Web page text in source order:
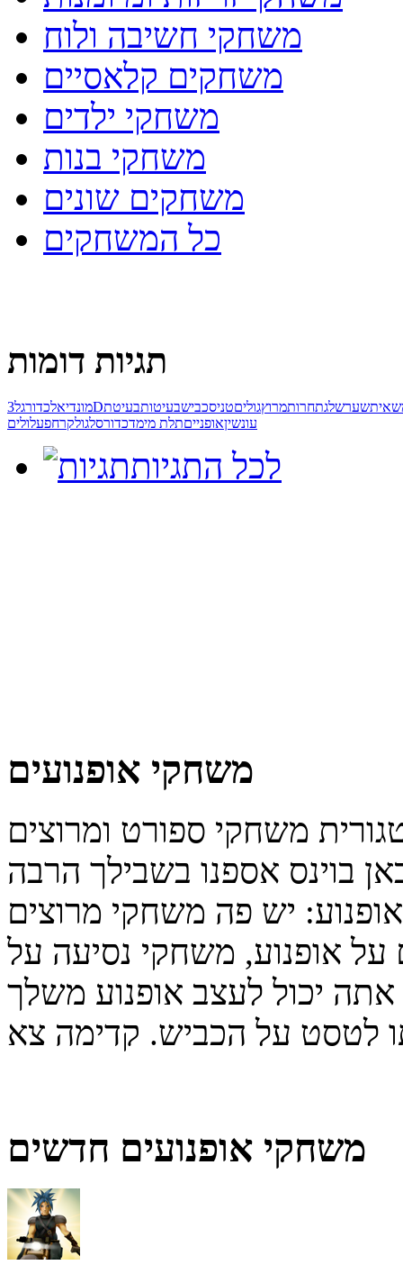
משחקי חשיבה ולוח
משחקים קלאסיים
משחקי ילדים
משחקי בנות
משחקים שונים
כל המשחקים
תגיות דומות
מונדיאלכדורגל 3D שערשלגתחרותמרוץגוליםטניסכבישבעיטותבעיטת
עונשיןאופנייםתלת מימדכדורסלגולקרחפעלולים
לכל התגיות
משחקי אופנועים
בוינס אספנו בשבילך הרבה
יש פה משחקי מרוצים
אופנוע, משחקי נסיעה על
יכול לעצב אופנוע משלך
משחקי אופנועים חדשים